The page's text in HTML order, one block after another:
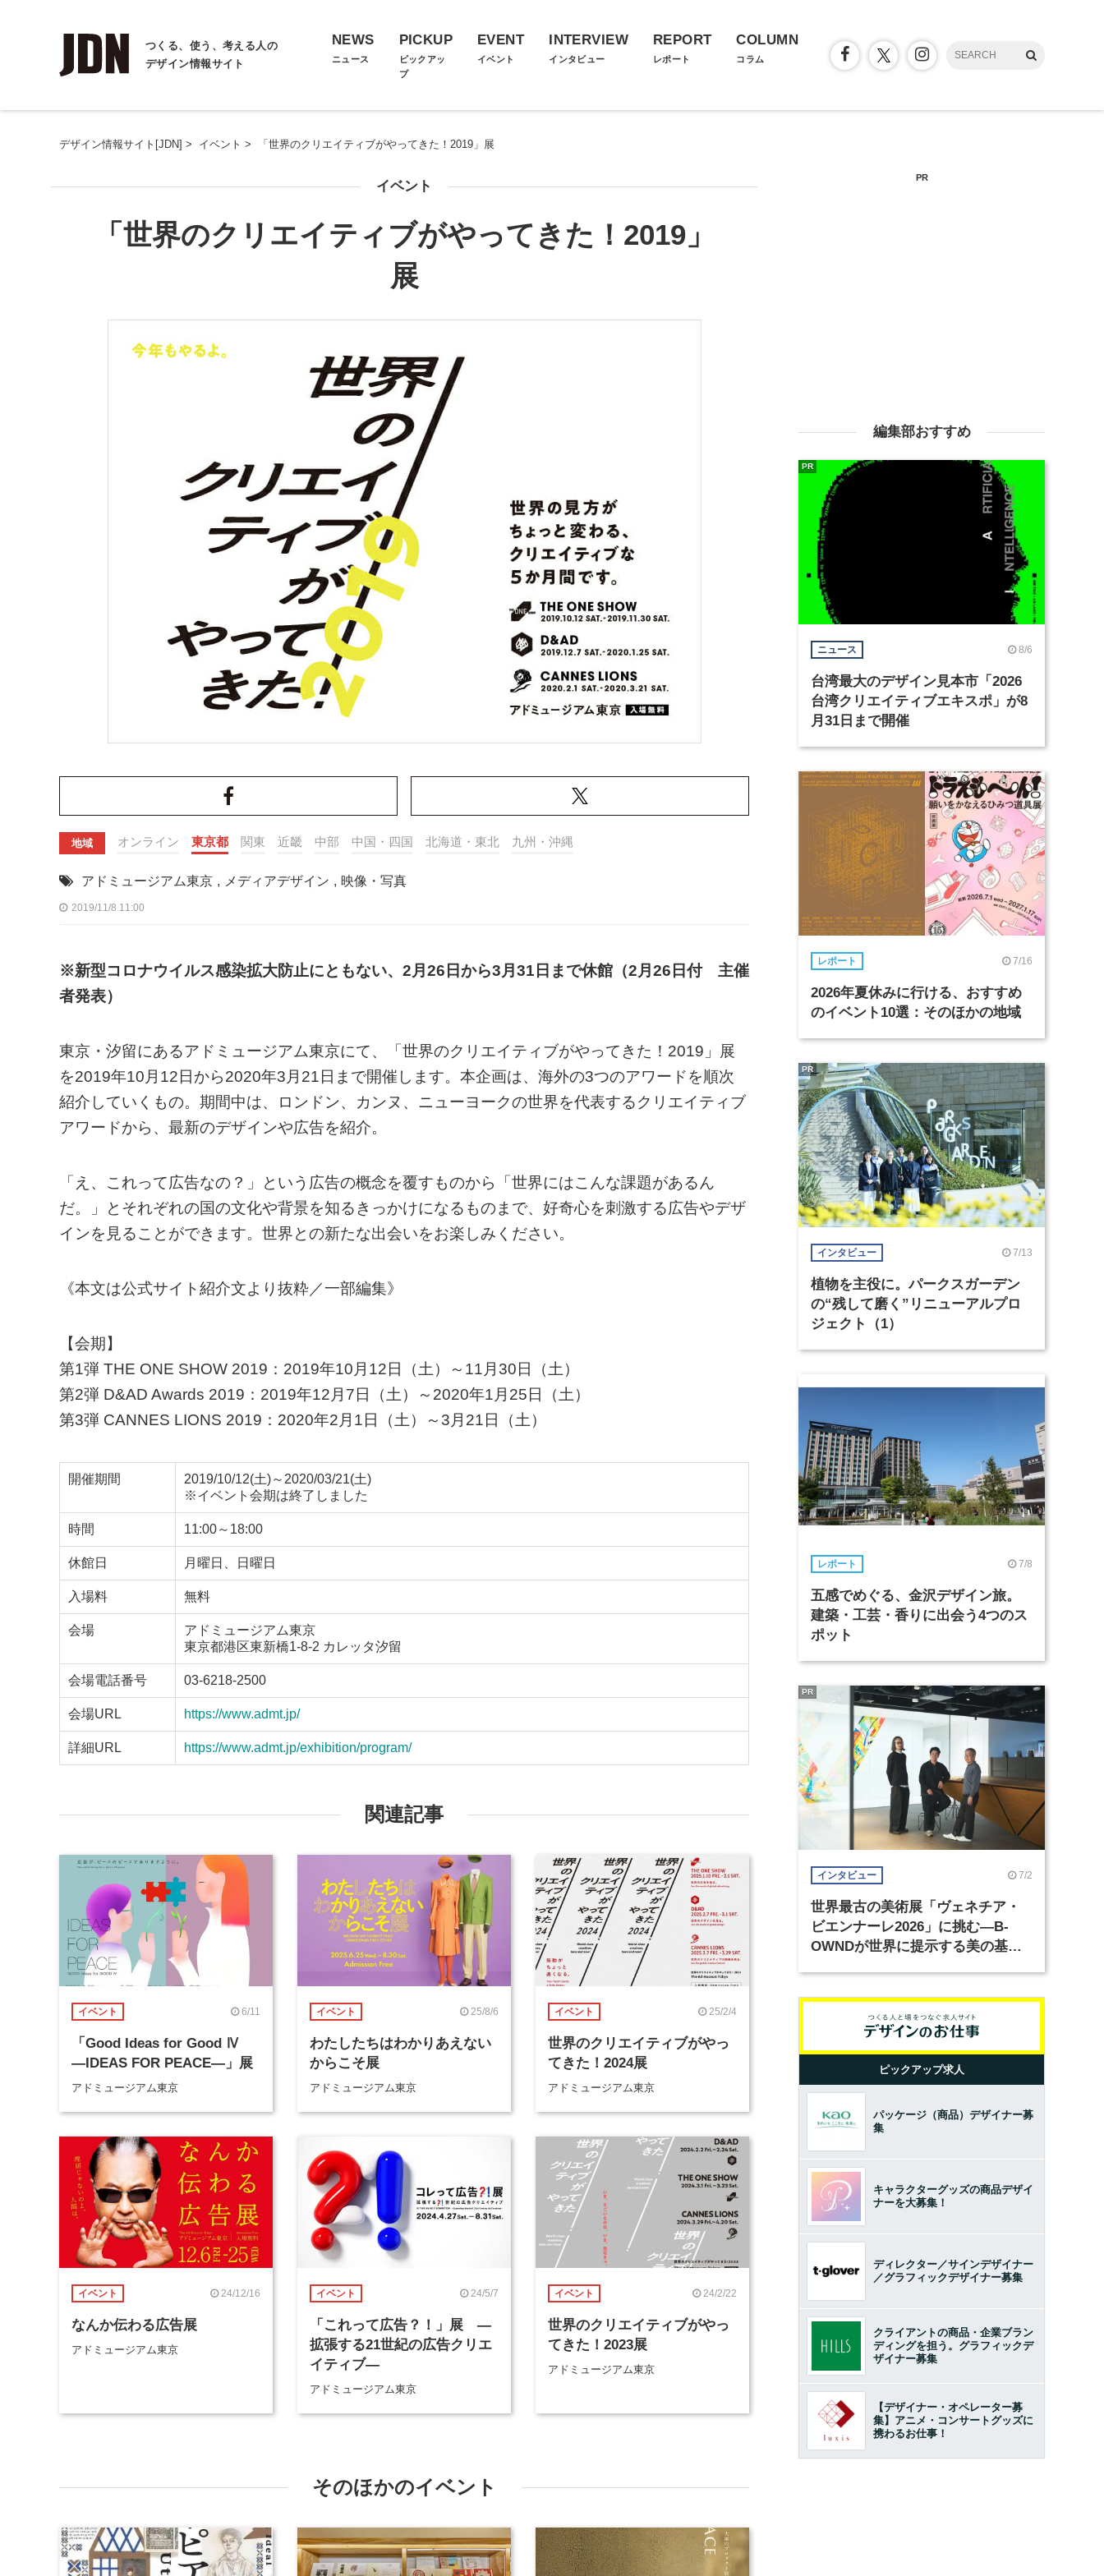
つくる、使う、考える人の
デザイン情報サイト
NEWS
ニュース
PICKUP
ピックアッ
プ
EVENT
イベント
INTERVIEW
インタビュー
REPORT
レポート
COLUMN
コラム
デザイン情報サイト[JDN] > イベント > 「世界のクリエイティブがやってきた！2019」展
イベント
「世界のクリエイティブがやってきた！2019」
展
地域 オンライン 東京都 関東 近畿 中部 中国・四国 北海道・東北 九州・沖縄
アドミュージアム東京 , メディアデザイン , 映像・写真
2019/11/8 11:00
※新型コロナウイルス感染拡大防止にともない、2月26日から3月31日まで休館（2月26日付 主催
者発表）
東京・汐留にあるアドミュージアム東京にて、「世界のクリエイティブがやってきた！2019」展
を2019年10月12日から2020年3月21日まで開催します。本企画は、海外の3つのアワードを順次
紹介していくもの。期間中は、ロンドン、カンヌ、ニューヨークの世界を代表するクリエイティブ
アワードから、最新のデザインや広告を紹介。
「え、これって広告なの？」という広告の概念を覆すものから「世界にはこんな課題があるん
だ。」とそれぞれの国の文化や背景を知るきっかけになるものまで、好奇心を刺激する広告やデザ
インを見ることができます。世界との新たな出会いをお楽しみください。
《本文は公式サイト紹介文より抜粋／一部編集》
【会期】
第1弾 THE ONE SHOW 2019：2019年10月12日（土）～11月30日（土）
第2弾 D&AD Awards 2019：2019年12月7日（土）～2020年1月25日（土）
第3弾 CANNES LIONS 2019：2020年2月1日（土）～3月21日（土）
開催期間
2019/10/12(土)～2020/03/21(土)
※イベント会期は終了しました
時間 11:00～18:00
休館日 月曜日、日曜日
入場料 無料
会場
アドミュージアム東京
東京都港区東新橋1-8-2 カレッタ汐留
会場電話番号 03-6218-2500
会場URL https://www.admt.jp/
詳細URL https://www.admt.jp/exhibition/program/
関連記事
イベント 6/11
「Good Ideas for Good Ⅳ
―IDEAS FOR PEACE―」展
アドミュージアム東京
イベント 25/8/6
わたしたちはわかりあえない
からこそ展
アドミュージアム東京
イベント 25/2/4
世界のクリエイティブがやっ
てきた！2024展
アドミュージアム東京
イベント 24/12/16
なんか伝わる広告展
アドミュージアム東京
イベント 24/5/7
「これって広告？！」展 ―
拡張する21世紀の広告クリエ
イティブ―
アドミュージアム東京
イベント 24/2/22
世界のクリエイティブがやっ
てきた！2023展
アドミュージアム東京
そのほかのイベント
PR
編集部おすすめ
ニュース 8/6
台湾最大のデザイン見本市「2026
台湾クリエイティブエキスポ」が8
月31日まで開催
PR
レポート 7/16
2026年夏休みに行ける、おすすめ
のイベント10選：そのほかの地域
インタビュー 7/13
植物を主役に。パークスガーデン
の“残して磨く”リニューアルプロ
ジェクト（1）
PR
レポート 7/8
五感でめぐる、金沢デザイン旅。
建築・工芸・香りに出会う4つのス
ポット
インタビュー 7/2
世界最古の美術展「ヴェネチア・
ビエンナーレ2026」に挑む―B-
OWNDが世界に提示する美の基準
PR
ピックアップ求人
パッケージ（商品）デザイナー募
集
キャラクターグッズの商品デザイ
ナーを大募集！
ディレクター／サインデザイナー
／グラフィックデザイナー募集
クライアントの商品・企業ブラン
ディングを担う。グラフィックデ
ザイナー募集
【デザイナー・オペレーター募
集】アニメ・コンサートグッズに
携わるお仕事！